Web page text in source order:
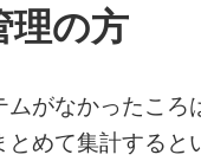
理の方
がなかったこ
めて集計すると